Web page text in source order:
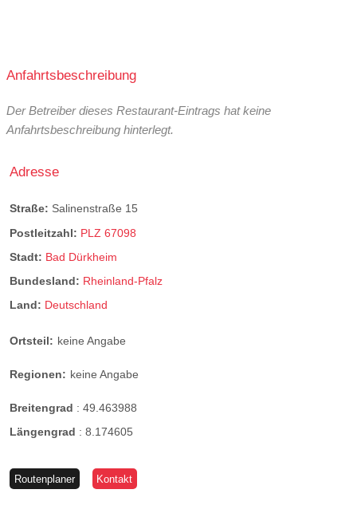
Anfahrtsbeschreibung
Der Betreiber dieses Restaurant-Eintrags hat keine
Anfahrtsbeschreibung hinterlegt.
Adresse
Straße: Salinenstraße 15
Postleitzahl: PLZ 67098
Stadt: Bad Dürkheim
Bundesland: Rheinland-Pfalz
Land: Deutschland
Ortsteil: keine Angabe
Regionen: keine Angabe
Breitengrad : 49.463988
Längengrad : 8.174605
Routenplaner Kontakt